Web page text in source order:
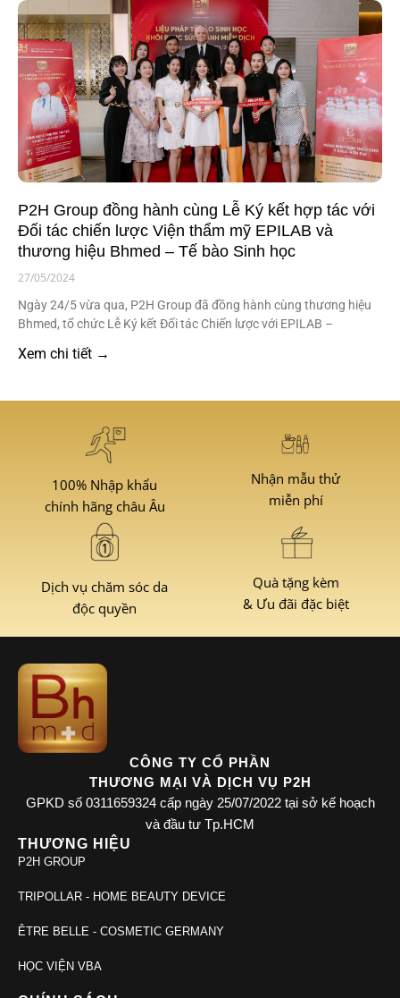
P2H Group đồng hành cùng Lễ Ký kết hợp tác với
Đối tác chiến lược Viện thẩm mỹ EPILAB và
thương hiệu Bhmed – Tế bào Sinh học
27/05/2024
Ngày 24/5 vừa qua, P2H Group đã đồng hành cùng thương hiệu
Bhmed, tổ chức Lễ Ký kết Đối tác Chiến lược với EPILAB –
Xem chi tiết →
100% Nhập khẩu
chính hãng châu Âu
Nhận mẫu thử
miễn phí
Dịch vụ chăm sóc da
độc quyền
Quà tặng kèm
& Ưu đãi đặc biệt
CÔNG TY CỔ PHẦN
THƯƠNG MẠI VÀ DỊCH VỤ P2H
GPKD số 0311659324 cấp ngày 25/07/2022 tại sở kế hoạch
và đầu tư Tp.HCM
THƯƠNG HIỆU
P2H GROUP
TRIPOLLAR - HOME BEAUTY DEVICE
ÊTRE BELLE - COSMETIC GERMANY
HỌC VIỆN VBA